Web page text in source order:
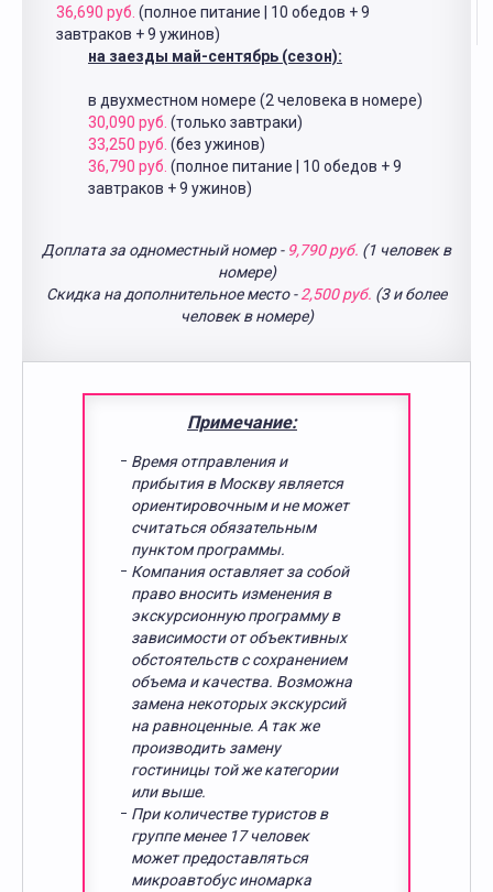
36,690 руб. (полное питание | 10 обедов + 9
завтраков + 9 ужинов)
на заезды май-сентябрь (сезон):
в двухместном номере (2 человека в номере)
30,090 руб. (только завтраки)
33,250 руб. (без ужинов)
36,790 руб. (полное питание | 10 обедов + 9
завтраков + 9 ужинов)
Доплата за одноместный номер - 9,790 руб. (1 человек в
номере)
Скидка на дополнительное место -2,500 руб. (3 и более
человек в номере)
Примечание:
Время отправления и
прибытия в Москву является
ориентировочным и не может
считаться обязательным
пунктом программы.
Компания оставляет за собой
право вносить изменения в
экскурсионную программу в
зависимости от объективных
обстоятельств с сохранением
объема и качества. Возможна
замена некоторых экскурсий
на равноценные. А так же
производить замену
гостиницы той же категории
или выше.
При количестве туристов в
группе менее 17 человек
может предоставляться
микроавтобус иномарка